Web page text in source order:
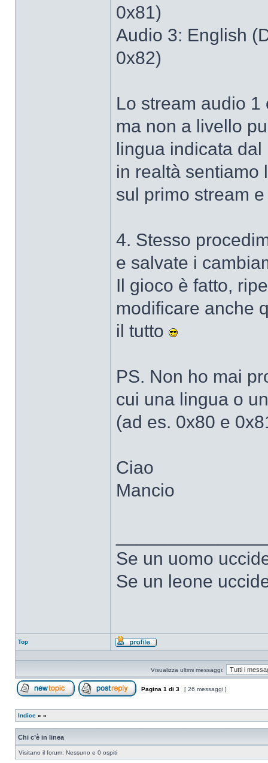
0x81)
Audio 3: English
0x82)
Lo stream audio
ma non a livello
lingua indicata
in realtà sentiamo
sul primo stream
4. Stesso
e salvate i
Il gioco è fatto,
modificare anche
il tutto
PS. Non ho mai
cui una lingua o
(ad es. 0x80 e
Ciao
Mancio
Se un uomo
Se un leone
Top
Profilo
Visualizza ultimi messaggi:
Pagina 1 di 3 [ 26 messaggi ]
Indice » »
Chi c’è in linea
Visitano il forum: Nessuno e 0 ospiti